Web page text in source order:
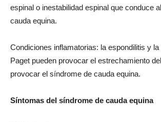
espinal o inestabilidad espinal que conduce
cauda equina.
Condiciones inflamatorias: la espondilitis y
Paget pueden provocar el estrechamiento
provocar el síndrome de cauda equina.
Síntomas del síndrome de cauda equina